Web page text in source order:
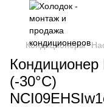
Кондиционеры
Кондиционер
(-30°C)